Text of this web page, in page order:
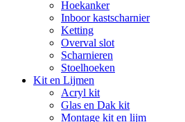
Hoekanker
Inboor kastscharnier
Ketting
Overval slot
Scharnieren
Stoelhoeken
Kit en Lijmen
Acryl kit
Glas en Dak kit
Montage kit en lijm